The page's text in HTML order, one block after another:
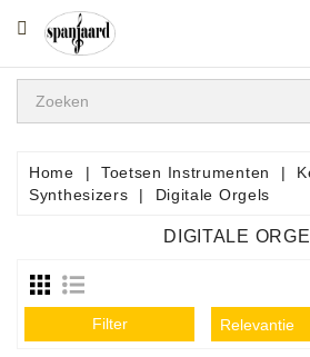
CATEGORIE
Home
In
De
Instrumenten
Hifi
Home Toetsen Instrumenten
Synthesizers
Digitale Orgels
DIGITALE
Filter Relevantie